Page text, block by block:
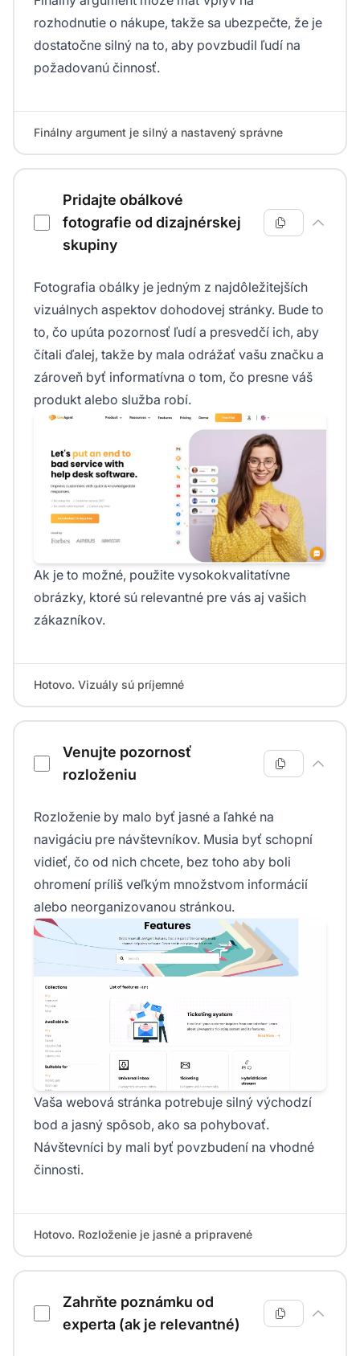
rozhodnutie o nákupe, takže sa ubezpečte, že je
dostatočne silný na to, aby povzbudil ľudí na
požadovanú činnosť.
Finálny argument je silný a nastavený správne
Pridajte obálkové
fotografie od dizajnérskej
skupiny
Fotografia obálky je jedným z najdôležitejších
vizuálnych aspektov dohodovej stránky. Bude to
to, čo upúta pozornosť ľudí a presvedčí ich, aby
čítali ďalej, takže by mala odrážať vašu značku a
zároveň byť informatívna o tom, čo presne váš
produkt alebo služba robí.
Ak je to možné, použite vysokokvalitatívne
obrázky, ktoré sú relevantné pre vás aj vašich
zákazníkov.
Hotovo. Vizuály sú príjemné
Venujte pozornosť
rozloženiu
Rozloženie by malo byť jasné a ľahké na
navigáciu pre návštevníkov. Musia byť schopní
vidieť, čo od nich chcete, bez toho aby boli
ohromení príliš veľkým množstvom informácií
alebo neorganizovanou stránkou.
Vaša webová stránka potrebuje silný východzí
bod a jasný spôsob, ako sa pohybovať.
Návštevníci by mali byť povzbudení na vhodné
činnosti.
Hotovo. Rozloženie je jasné a pripravené
Zahrňte poznámku od
experta (ak je relevantné)